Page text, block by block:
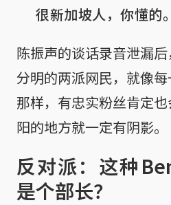
很新加坡人，你懂的
陈振声的谈话录音泄漏
分明的两派网民，就像
那样，有忠实粉丝肯定
阳的地方就一定有阴影。
反对派：这种
是个部长？